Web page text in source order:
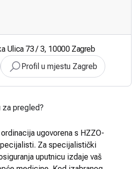
Ulica 73 / 3, 10000 Zagreb
Profil u mjestu Zagreb
za pregled?
ugovorena s HZZO-
Za specijalistički
uputnicu izdaje vaš